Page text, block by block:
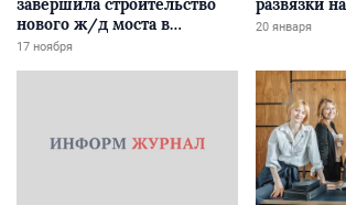
завершила строительство
нового ж/д моста в
Забайкалье
17 ноября
развязки
20 января